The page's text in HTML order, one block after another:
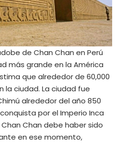
de Chan Chan en Perú
más grande en la América
que alrededor de 60,000
la ciudad. La ciudad fue
alrededor del año 850
por el Imperio Inca
Chan Chan debe haber sido
en ese momento,